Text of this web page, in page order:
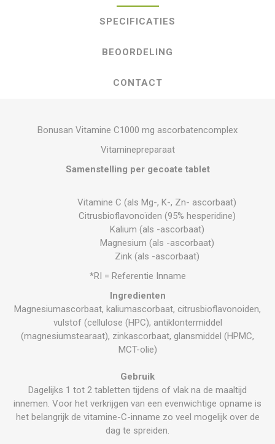
SPECIFICATIES
BEOORDELING
CONTACT
Bonusan Vitamine C1000 mg ascorbatencomplex
Vitaminepreparaat
Samenstelling per gecoate tablet
Vitamine C (als Mg-, K-, Zn- ascorbaat)
Citrusbioflavonoïden (95% hesperidine)
Kalium (als -ascorbaat)
Magnesium (als -ascorbaat)
Zink (als -ascorbaat)
*RI = Referentie Inname
Ingredienten
Magnesiumascorbaat, kaliumascorbaat, citrusbioflavonoiden,
vulstof (cellulose (HPC), antiklontermiddel
(magnesiumstearaat), zinkascorbaat, glansmiddel (HPMC,
MCT-olie)
Gebruik
Dagelijks 1 tot 2 tabletten tijdens of vlak na de maaltijd
innemen. Voor het verkrijgen van een evenwichtige opname is
het belangrijk de vitamine-C-inname zo veel mogelijk over de
dag te spreiden.